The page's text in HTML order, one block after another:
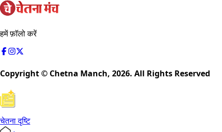
हमें फ़ॉलो करें
Copyright © Chetna Manch, 2026. All Rights Reserved
चेतना दृष्टि